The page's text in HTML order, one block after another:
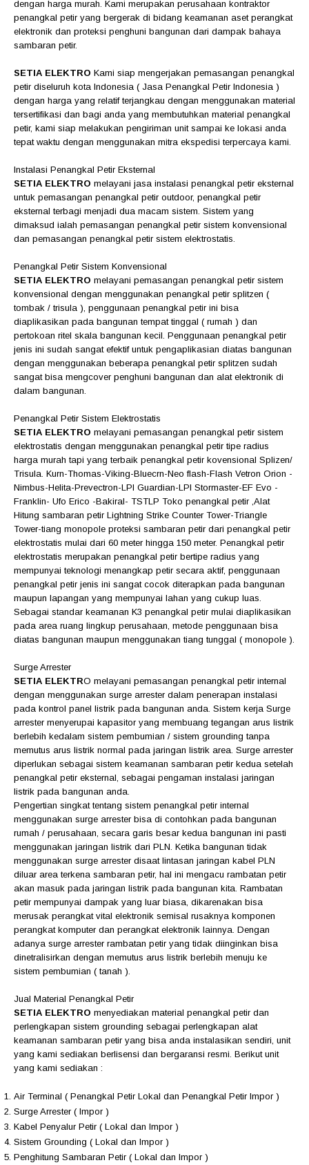
dengan harga murah. Kami merupakan perusahaan kontraktor
penangkal petir yang bergerak di bidang keamanan aset perangkat
elektronik dan proteksi penghuni bangunan dari dampak bahaya
sambaran petir.
SETIA ELEKTRO Kami siap mengerjakan pemasangan penangkal
petir diseluruh kota Indonesia ( Jasa Penangkal Petir Indonesia )
dengan harga yang relatif terjangkau dengan menggunakan material
tersertifikasi dan bagi anda yang membutuhkan material penangkal
petir, kami siap melakukan pengiriman unit sampai ke lokasi anda
tepat waktu dengan menggunakan mitra ekspedisi terpercaya kami.
Instalasi Penangkal Petir Eksternal
SETIA ELEKTRO melayani jasa instalasi penangkal petir eksternal
untuk pemasangan penangkal petir outdoor, penangkal petir
eksternal terbagi menjadi dua macam sistem. Sistem yang
dimaksud ialah pemasangan penangkal petir sistem konvensional
dan pemasangan penangkal petir sistem elektrostatis.
Penangkal Petir Sistem Konvensional
SETIA ELEKTRO melayani pemasangan penangkal petir sistem
konvensional dengan menggunakan penangkal petir splitzen (
tombak / trisula ), penggunaan penangkal petir ini bisa
diaplikasikan pada bangunan tempat tinggal ( rumah ) dan
pertokoan ritel skala bangunan kecil. Penggunaan penangkal petir
jenis ini sudah sangat efektif untuk pengaplikasian diatas bangunan
dengan menggunakan beberapa penangkal petir splitzen sudah
sangat bisa mengcover penghuni bangunan dan alat elektronik di
dalam bangunan.
Penangkal Petir Sistem Elektrostatis
SETIA ELEKTRO melayani pemasangan penangkal petir sistem
elektrostatis dengan menggunakan penangkal petir tipe radius
harga murah tapi yang terbaik penangkal petir kovensional Splizen/
Trisula. Kurn-Thomas-Viking-Bluecrn-Neo flash-Flash Vetron Orion -
Nimbus-Helita-Prevectron-LPI Guardian-LPI Stormaster-EF Evo -
Franklin- Ufo Erico -Bakiral- TSTLP Toko penangkal petir ,Alat
Hitung sambaran petir Lightning Strike Counter Tower-Triangle
Tower-tiang monopole proteksi sambaran petir dari penangkal petir
elektrostatis mulai dari 60 meter hingga 150 meter. Penangkal petir
elektrostatis merupakan penangkal petir bertipe radius yang
mempunyai teknologi menangkap petir secara aktif, penggunaan
penangkal petir jenis ini sangat cocok diterapkan pada bangunan
maupun lapangan yang mempunyai lahan yang cukup luas.
Sebagai standar keamanan K3 penangkal petir mulai diaplikasikan
pada area ruang lingkup perusahaan, metode penggunaan bisa
diatas bangunan maupun menggunakan tiang tunggal ( monopole ).
Surge Arrester
SETIA ELEKTRO melayani pemasangan penangkal petir internal
dengan menggunakan surge arrester dalam penerapan instalasi
pada kontrol panel listrik pada bangunan anda. Sistem kerja Surge
arrester menyerupai kapasitor yang membuang tegangan arus listrik
berlebih kedalam sistem pembumian / sistem grounding tanpa
memutus arus listrik normal pada jaringan listrik area. Surge arrester
diperlukan sebagai sistem keamanan sambaran petir kedua setelah
penangkal petir eksternal, sebagai pengaman instalasi jaringan
listrik pada bangunan anda.
Pengertian singkat tentang sistem penangkal petir internal
menggunakan surge arrester bisa di contohkan pada bangunan
rumah / perusahaan, secara garis besar kedua bangunan ini pasti
menggunakan jaringan listrik dari PLN. Ketika bangunan tidak
menggunakan surge arrester disaat lintasan jaringan kabel PLN
diluar area terkena sambaran petir, hal ini mengacu rambatan petir
akan masuk pada jaringan listrik pada bangunan kita. Rambatan
petir mempunyai dampak yang luar biasa, dikarenakan bisa
merusak perangkat vital elektronik semisal rusaknya komponen
perangkat komputer dan perangkat elektronik lainnya. Dengan
adanya surge arrester rambatan petir yang tidak diinginkan bisa
dinetralisirkan dengan memutus arus listrik berlebih menuju ke
sistem pembumian ( tanah ).
Jual Material Penangkal Petir
SETIA ELEKTRO menyediakan material penangkal petir dan
perlengkapan sistem grounding sebagai perlengkapan alat
keamanan sambaran petir yang bisa anda instalasikan sendiri, unit
yang kami sediakan berlisensi dan bergaransi resmi. Berikut unit
yang kami sediakan :
Air Terminal ( Penangkal Petir Lokal dan Penangkal Petir Impor )
Surge Arrester ( Impor )
Kabel Penyalur Petir ( Lokal dan Impor )
Sistem Grounding ( Lokal dan Impor )
Penghitung Sambaran Petir ( Lokal dan Impor )